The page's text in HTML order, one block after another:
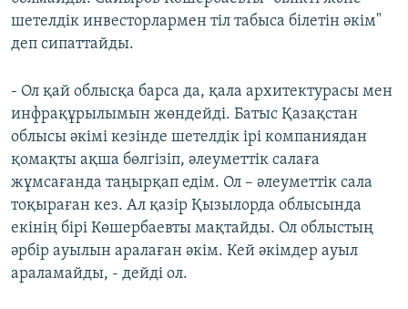
шетелдік инвесторлармен тіл табыса білетін әкім"
деп сипаттайды.
- Ол қай облысқа барса да, қала архитектурасы мен
инфрақұрылымын жөндейді. Батыс Қазақстан
облысы әкімі кезінде шетелдік ірі компаниядан
қомақты ақша бөлгізіп, әлеуметтік салаға
жұмсағанда таңырқап едім. Ол – әлеуметтік сала
тоқыраған кез. Ал қазір Қызылорда облысында
екінің бірі Көшербаевты мақтайды. Ол облыстың
әрбір ауылын аралаған әкім. Кей әкімдер ауыл
араламайды, - дейді ол.